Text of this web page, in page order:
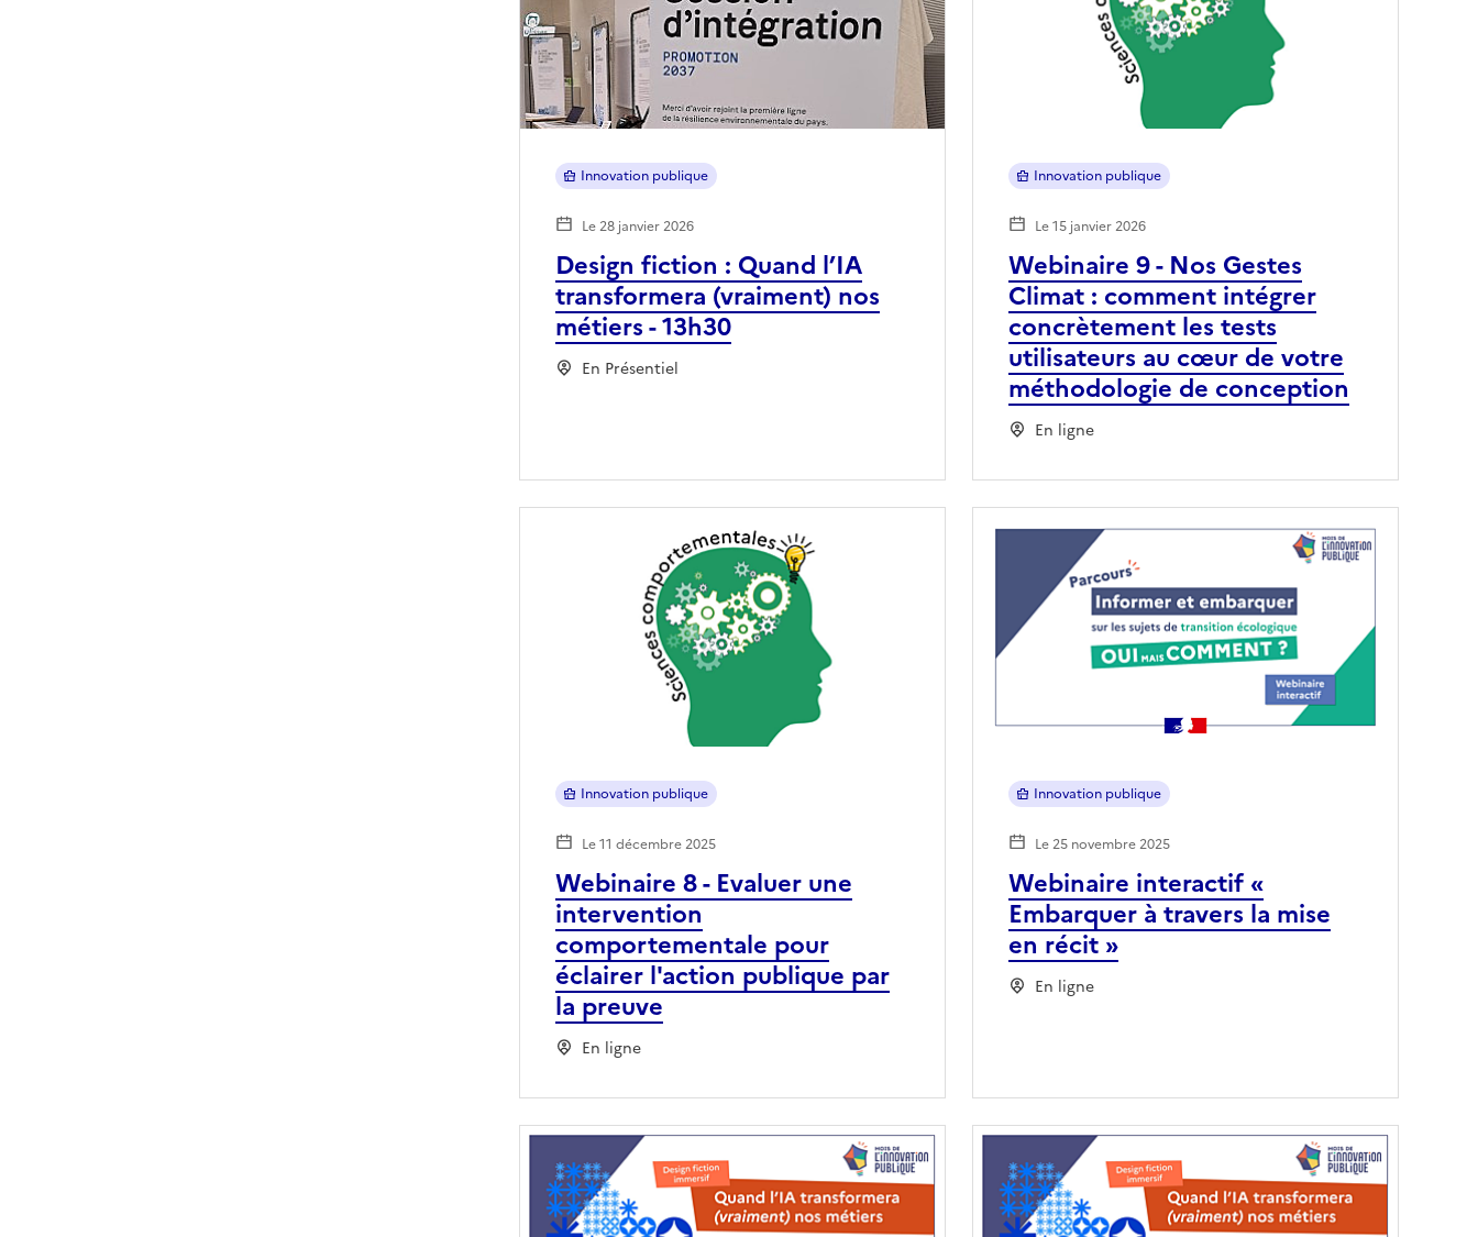
Design fiction : Quand l’IA
transformera (vraiment) nos
métiers - 13h30
En Présentiel
Innovation publique
Le 28 janvier 2026
Webinaire 9 - Nos Gestes
Climat : comment intégrer
concrètement les tests
utilisateurs au cœur de votre
méthodologie de conception
En ligne
Innovation publique
Le 15 janvier 2026
Webinaire 8 - Evaluer une
intervention
comportementale pour
éclairer l'action publique par
la preuve
En ligne
Innovation publique
Le 11 décembre 2025
Webinaire interactif «
Embarquer à travers la mise
en récit »
En ligne
Innovation publique
Le 25 novembre 2025